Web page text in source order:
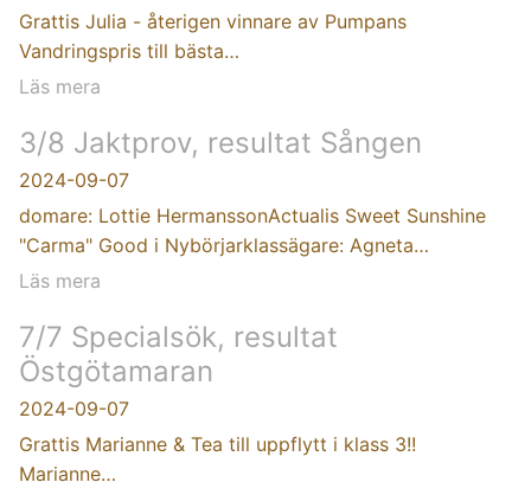
Grattis Julia - återigen vinnare av Pumpans
Vandringspris till bästa…
Läs mera
3/8 Jaktprov, resultat Sången
2024-09-07
domare: Lottie HermanssonActualis Sweet Sunshine
"Carma" Good i Nybörjarklassägare: Agneta…
Läs mera
7/7 Specialsök, resultat
Östgötamaran
2024-09-07
Grattis Marianne & Tea till uppflytt i klass 3!!
Marianne…